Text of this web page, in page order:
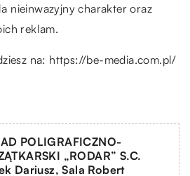
nieinwazyjny charakter oraz
reklam.
na: https://be-media.com.pl/
POLIGRAFICZNO-
„RODAR” S.C.
Dariusz, Sala Robert